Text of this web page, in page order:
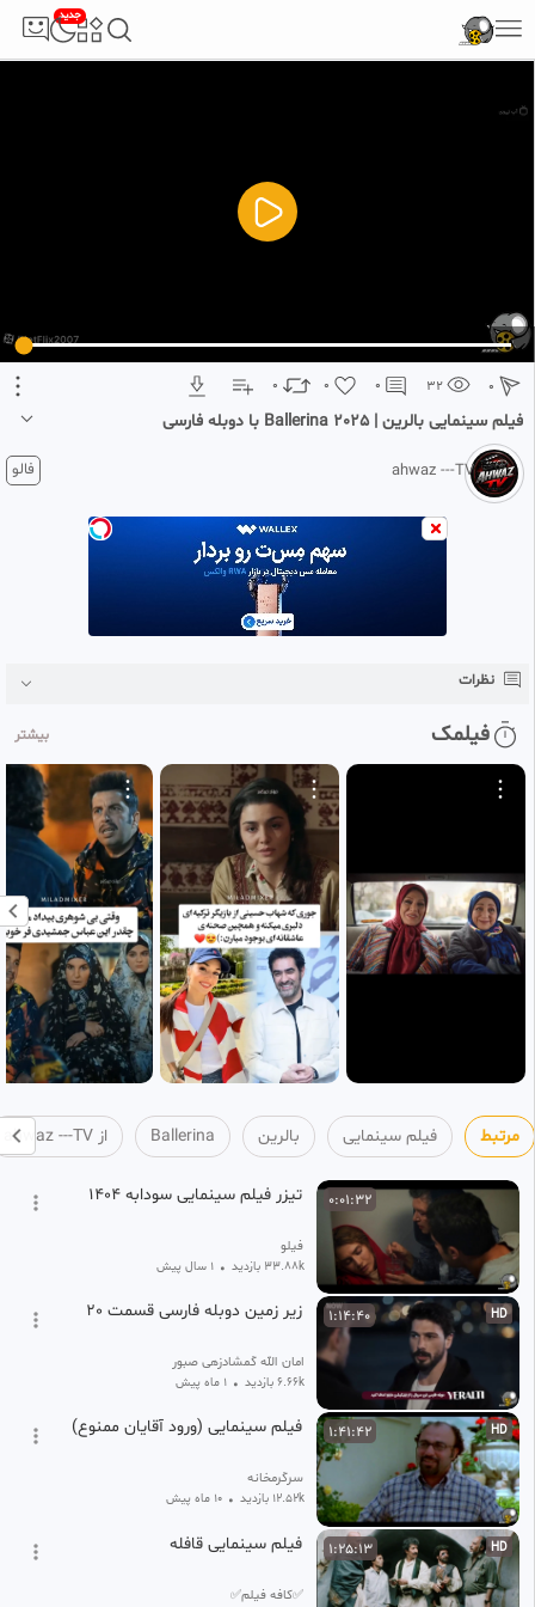
جدید
تبلیغ 1 از 2
0 0 0 32 0
فیلم سینمایی بالرین | Ballerina 2025 با دوبله فارسی
#‌فیلمو سریال
اکشن
انگیز
در فیلم بالرین : ایو ماکارو، بالرین و قاتلی آموزش‌دیده در روسکا روما، پس از
قتل پدرش وارد دنیای تاریک جنایتکاران می‌شود تا انتقام بگیرد. او با ترکیب
با فصل سوم جان ویک رخ می‌دهد و با حضور شخصیت‌های آشنا، به گسترش
ahwaz ---TV فالو
نظرات
فیلمک بیشتر
مرتبط فیلم سینمایی بالرین Ballerina از ahwaz ---TV
0:01:32 تیزر فیلم سینمایی سودابه ۱۴۰۴
فیلو
33.88k بازدید • 1 سال پیش
HD
1:14:40 زیر زمین دوبله فارسی قسمت 20
امان الله گمشادزهی صبور
6.66k بازدید • 1 ماه پیش
HD
1:41:42 فیلم سینمایی (ورود آقایان ممنوع)
سرگرمخانه
12.52k بازدید • 10 ماه پیش
HD
1:25:13 فیلم سینمایی قافله
✅کافه فیلم✅